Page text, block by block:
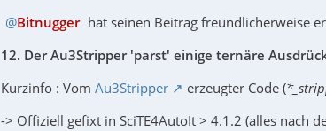
Bitnugger hat seinen Beitrag freundlicherweise
12. Der Au3Stripper 'parst' einige ternäre
Kurzinfo : Vom Au3Stripper erzeugter Code (
-> Offiziell gefixt in SciTE4AutoIt > 4.1.2 (alles nach